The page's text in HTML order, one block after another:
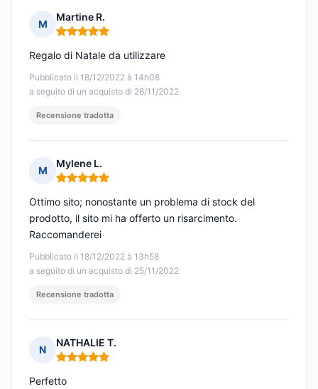
M
Martine R.
Nota: 5 su 5
Pubblicato il 18/12/2022 à 14h08
a seguito di un acquisto di 26/11/2022
Regalo di Natale da utilizzare
Recensione tradotta
M
Mylene L.
Nota: 5 su 5
Pubblicato il 18/12/2022 à 13h58
a seguito di un acquisto di 25/11/2022
Ottimo sito; nonostante un problema di stock del
prodotto, il sito mi ha offerto un risarcimento.
Raccomanderei
Recensione tradotta
N
NATHALIE T.
Nota: 5 su 5
Perfetto